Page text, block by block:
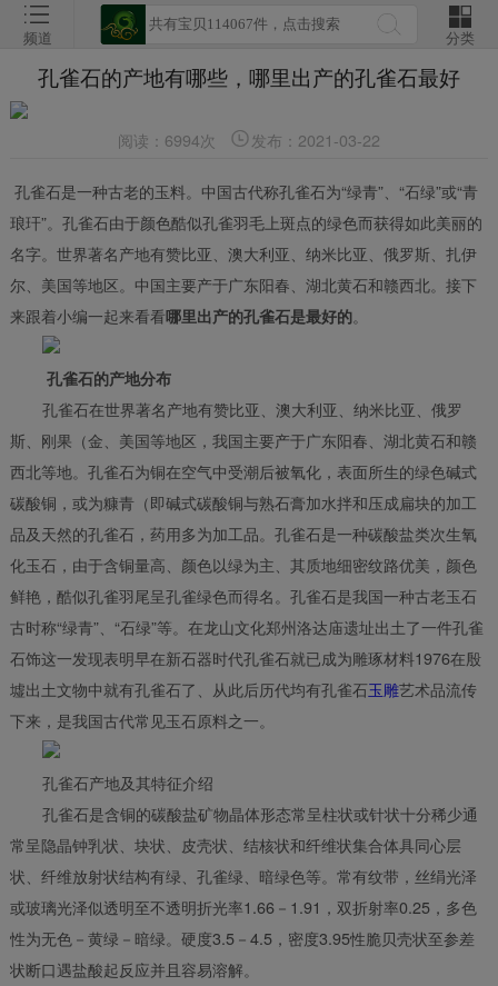
频道 分类
孔雀石的产地有哪些，哪里出产的孔雀石最好
阅读：6994次 发布：2021-03-22
孔雀石是一种古老的玉料。中国古代称孔雀石为“绿青”、“石绿”或“青
琅玕”。孔雀石由于颜色酷似孔雀羽毛上斑点的绿色而获得如此美丽的
名字。世界著名产地有赞比亚、澳大利亚、纳米比亚、俄罗斯、扎伊
尔、美国等地区。中国主要产于广东阳春、湖北黄石和赣西北。接下
来跟着小编一起来看看哪里出产的孔雀石是最好的。
孔雀石的产地分布
孔雀石在世界著名产地有赞比亚、澳大利亚、纳米比亚、俄罗
斯、刚果（金、美国等地区，我国主要产于广东阳春、湖北黄石和赣
西北等地。孔雀石为铜在空气中受潮后被氧化，表面所生的绿色碱式
碳酸铜，或为糠青（即碱式碳酸铜与熟石膏加水拌和压成扁块的加工
品及天然的孔雀石，药用多为加工品。孔雀石是一种碳酸盐类次生氧
化玉石，由于含铜量高、颜色以绿为主、其质地细密纹路优美，颜色
鲜艳，酷似孔雀羽尾呈孔雀绿色而得名。孔雀石是我国一种古老玉石
古时称“绿青”、“石绿”等。在龙山文化郑州洛达庙遗址出土了一件孔雀
石饰这一发现表明早在新石器时代孔雀石就已成为雕琢材料1976在殷
墟出土文物中就有孔雀石了、从此后历代均有孔雀石玉雕艺术品流传
下来，是我国古代常见玉石原料之一。
孔雀石产地及其特征介绍
孔雀石是含铜的碳酸盐矿物晶体形态常呈柱状或针状十分稀少通
常呈隐晶钟乳状、块状、皮壳状、结核状和纤维状集合体具同心层
状、纤维放射状结构有绿、孔雀绿、暗绿色等。常有纹带，丝绢光泽
或玻璃光泽似透明至不透明折光率1.66－1.91，双折射率0.25，多色
性为无色－黄绿－暗绿。硬度3.5－4.5，密度3.95性脆贝壳状至参差
状断口遇盐酸起反应并且容易溶解。